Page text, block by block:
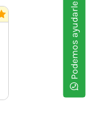
Podemos ayudarle